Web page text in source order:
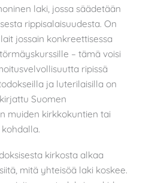
laki, jossa säädetään
rippisalaisuudesta. On
jossain konkreettisessa
– tämä voisi
ripissä
ja luterilaisilla on
Suomen
muiden kirkkokuntien tai
kirkosta alkaa
mitä yhteisöä laki koskee.